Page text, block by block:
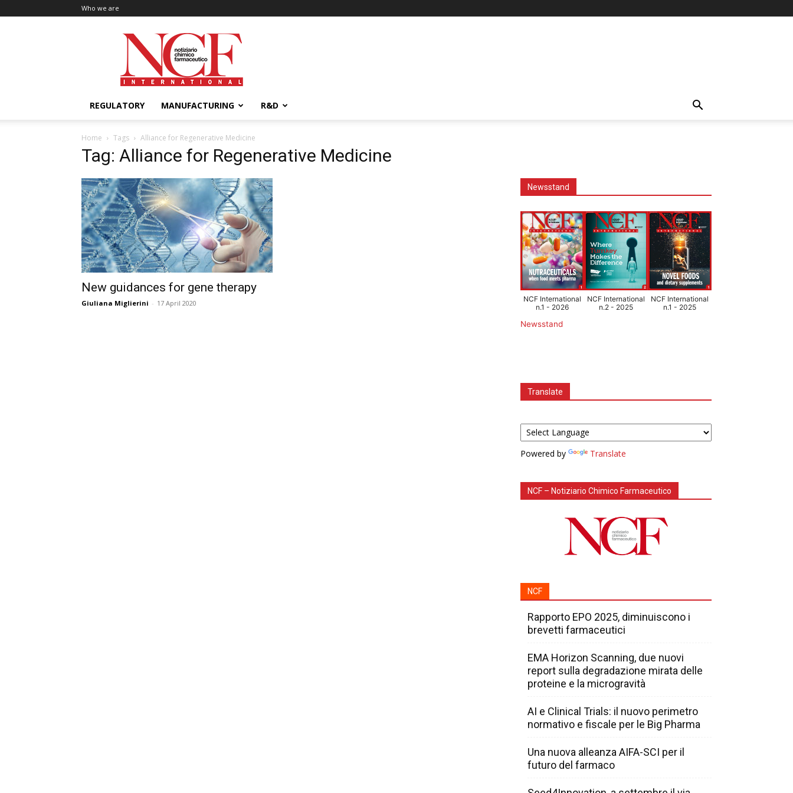
Who we are
NCF
International
REGULATORY MANUFACTURING R&D
Home Tags Alliance for Regenerative Medicine
Tag: Alliance for Regenerative Medicine
New guidances for gene therapy
Giuliana Miglierini - 17 April 2020
Newsstand
NCF International
n.1 - 2026
NCF International
n.2 - 2025
NCF International
n.1 - 2025
Newsstand
Translate
Powered by Translate
NCF – Notiziario Chimico Farmaceutico
NCF
Rapporto EPO 2025, diminuiscono i
brevetti farmaceutici
EMA Horizon Scanning, due nuovi
report sulla degradazione mirata delle
proteine e la microgravità
AI e Clinical Trials: il nuovo perimetro
normativo e fiscale per le Big Pharma
Una nuova alleanza AIFA-SCI per il
futuro del farmaco